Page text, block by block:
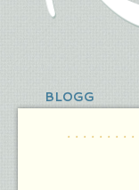
BLOGG